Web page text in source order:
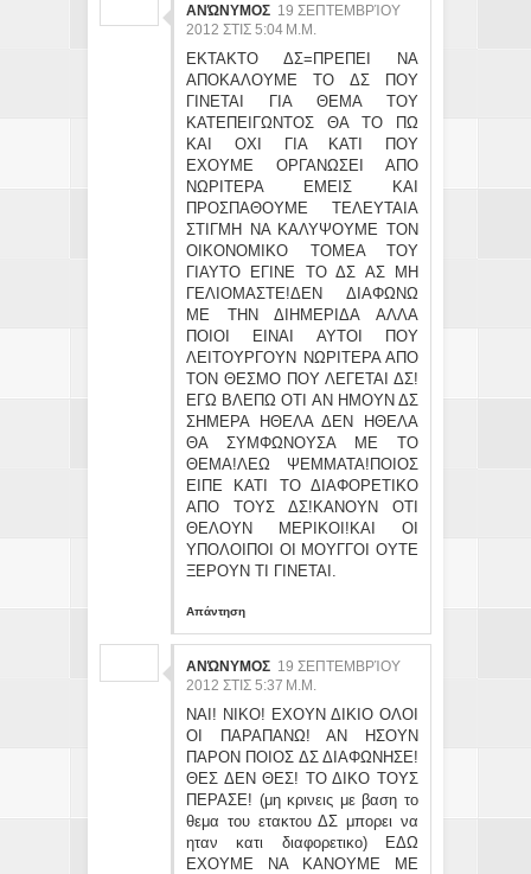
ΑΝΏΝΥΜΟΣ 19 ΣΕΠΤΕΜΒΡΊΟΥ
2012 ΣΤΙΣ 5:04 Μ.Μ.
ΕΚΤΑΚΤΟ ΔΣ=ΠΡΕΠΕΙ ΝΑ
ΑΠΟΚΑΛΟΥΜΕ ΤΟ ΔΣ ΠΟΥ
ΓΙΝΕΤΑΙ ΓΙΑ ΘΕΜΑ ΤΟΥ
ΚΑΤΕΠΕΙΓΩΝΤΟΣ ΘΑ ΤΟ ΠΩ
ΚΑΙ ΟΧΙ ΓΙΑ ΚΑΤΙ ΠΟΥ
ΕΧΟΥΜΕ ΟΡΓΑΝΩΣΕΙ ΑΠΟ
ΝΩΡΙΤΕΡΑ ΕΜΕΙΣ ΚΑΙ
ΠΡΟΣΠΑΘΟΥΜΕ ΤΕΛΕΥΤΑΙΑ
ΣΤΙΓΜΗ ΝΑ ΚΑΛΥΨΟΥΜΕ ΤΟΝ
ΟΙΚΟΝΟΜΙΚΟ ΤΟΜΕΑ ΤΟΥ
ΓΙΑΥΤΟ ΕΓΙΝΕ ΤΟ ΔΣ ΑΣ ΜΗ
ΓΕΛΙΟΜΑΣΤΕ!ΔΕΝ ΔΙΑΦΩΝΩ
ΜΕ ΤΗΝ ΔΙΗΜΕΡΙΔΑ ΑΛΛΑ
ΠΟΙΟΙ ΕΙΝΑΙ ΑΥΤΟΙ ΠΟΥ
ΛΕΙΤΟΥΡΓΟΥΝ ΝΩΡΙΤΕΡΑ ΑΠΟ
ΤΟΝ ΘΕΣΜΟ ΠΟΥ ΛΕΓΕΤΑΙ ΔΣ!
ΕΓΩ ΒΛΕΠΩ ΟΤΙ ΑΝ ΗΜΟΥΝ ΔΣ
ΣΗΜΕΡΑ ΗΘΕΛΑ ΔΕΝ ΗΘΕΛΑ
ΘΑ ΣΥΜΦΩΝΟΥΣΑ ΜΕ ΤΟ
ΘΕΜΑ!ΛΕΩ ΨΕΜΜΑΤΑ!ΠΟΙΟΣ
ΕΙΠΕ ΚΑΤΙ ΤΟ ΔΙΑΦΟΡΕΤΙΚΟ
ΑΠΟ ΤΟΥΣ ΔΣ!ΚΑΝΟΥΝ ΟΤΙ
ΘΕΛΟΥΝ ΜΕΡΙΚΟΙ!ΚΑΙ ΟΙ
ΥΠΟΛΟΙΠΟΙ ΟΙ ΜΟΥΓΓΟΙ ΟΥΤΕ
ΞΕΡΟΥΝ ΤΙ ΓΙΝΕΤΑΙ.
Απάντηση
ΑΝΏΝΥΜΟΣ 19 ΣΕΠΤΕΜΒΡΊΟΥ
2012 ΣΤΙΣ 5:37 Μ.Μ.
ΝΑΙ! ΝΙΚΟ! ΕΧΟΥΝ ΔΙΚΙΟ ΟΛΟΙ
ΟΙ ΠΑΡΑΠΑΝΩ! ΑΝ ΗΣΟΥΝ
ΠΑΡΟΝ ΠΟΙΟΣ ΔΣ ΔΙΑΦΩΝΗΣΕ!
ΘΕΣ ΔΕΝ ΘΕΣ! ΤΟ ΔΙΚΟ ΤΟΥΣ
ΠΕΡΑΣΕ! (μη κρινεις με βαση το
θεμα του ετακτου ΔΣ μπορει να
ηταν κατι διαφορετικο) ΕΔΩ
ΕΧΟΥΜΕ ΝΑ ΚΑΝΟΥΜΕ ΜΕ